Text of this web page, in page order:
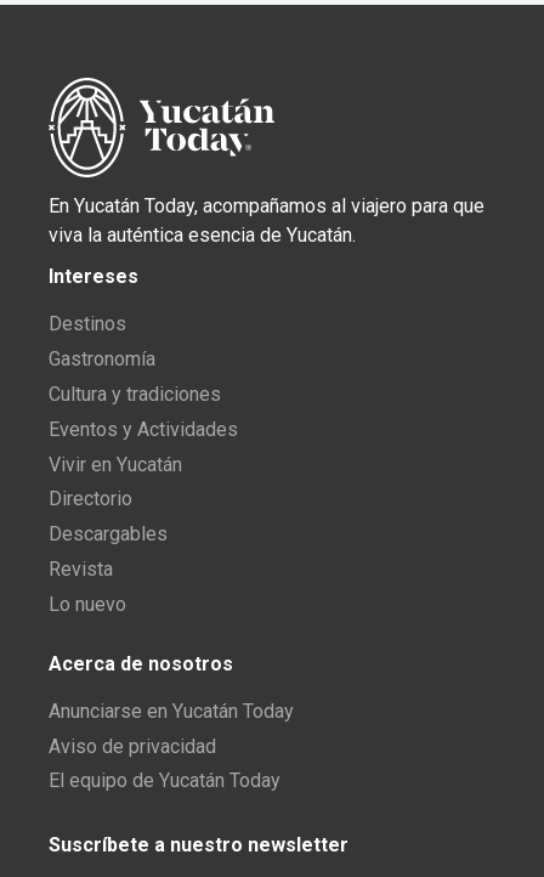
En Yucatán Today, acompañamos al viajero para que
viva la auténtica esencia de Yucatán.
Intereses
Destinos
Gastronomía
Cultura y tradiciones
Eventos y Actividades
Vivir en Yucatán
Directorio
Descargables
Revista
Lo nuevo
Acerca de nosotros
Anunciarse en Yucatán Today
Aviso de privacidad
El equipo de Yucatán Today
Suscríbete a nuestro newsletter